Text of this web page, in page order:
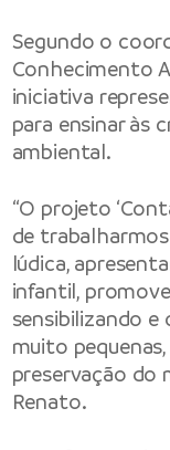
Segundo o
Conhecimento
iniciativa
para ensinar às
ambiental.
“O projeto
de
lúdica,
infantil,
sensibilizando e
muito
preservação do
Renato.